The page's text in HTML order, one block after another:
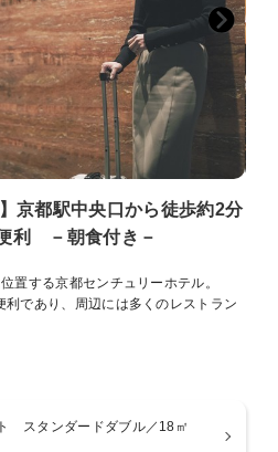
京都駅中央口から徒歩約2分
利 －朝食付き－
置する京都センチュリーホテル。
であり、周辺には多くのレストラン
り、京都の観光名所へのアクセスも
は、
ト スタンダードダブル／18㎡